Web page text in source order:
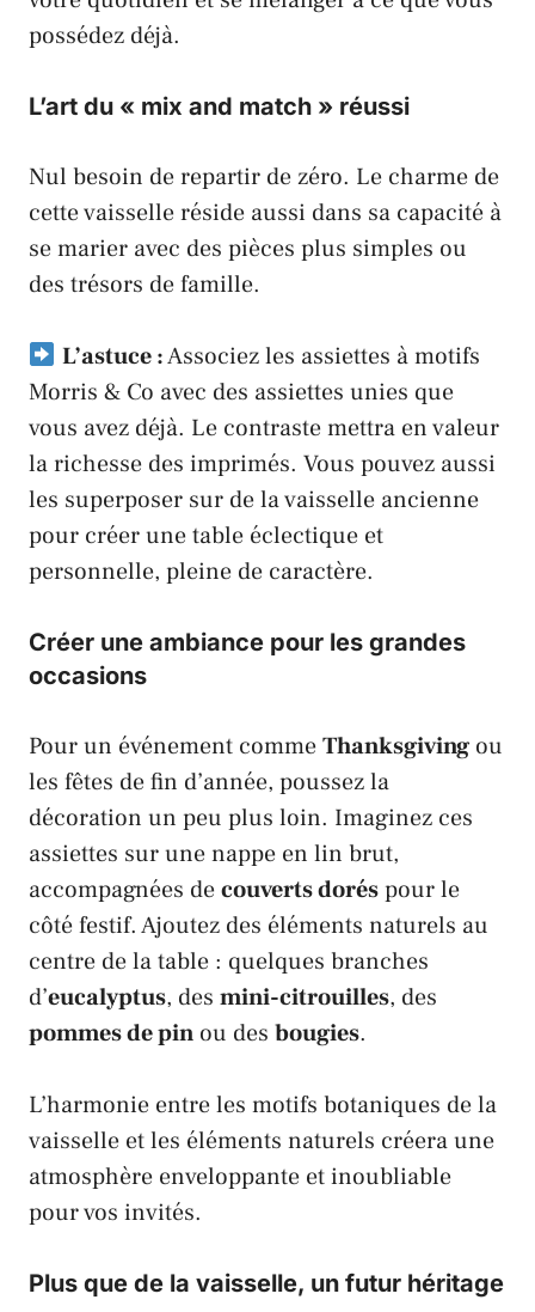
possédez déjà.
L’art du « mix and match » réussi
Nul besoin de repartir de zéro. Le charme de
cette vaisselle réside aussi dans sa capacité à
se marier avec des pièces plus simples ou
des trésors de famille.
L’astuce :Associez les assiettes à motifs
Morris & Co avec des assiettes unies que
vous avez déjà. Le contraste mettra en valeur
la richesse des imprimés. Vous pouvez aussi
les superposer sur de la vaisselle ancienne
pour créer une table éclectique et
personnelle, pleine de caractère.
Créer une ambiance pour les grandes
occasions
Pour un événement commeThanksgiving ou
les fêtes de fin d’année, poussez la
décoration un peu plus loin. Imaginez ces
assiettes sur une nappe en lin brut,
accompagnées decouverts doréspour le
côté festif. Ajoutez des éléments naturels au
centre de la table : quelques branches
d’eucalyptus, des mini-citrouilles, des
pommes de pin ou des bougies.
L’harmonie entre les motifs botaniques de la
vaisselle et les éléments naturels créera une
atmosphère enveloppante et inoubliable
pour vos invités.
Plus que de la vaisselle, un futur héritage